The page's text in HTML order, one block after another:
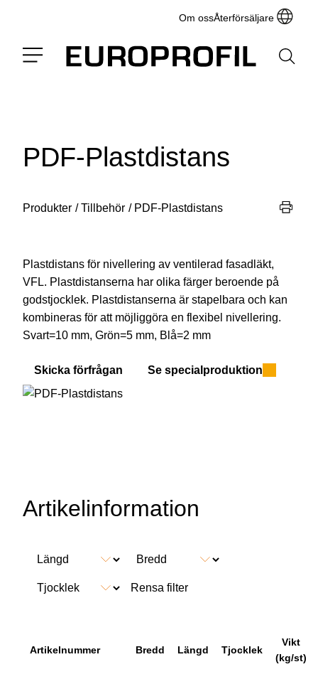
Om ossÅterförsäljare
PDF-Plastdistans
Produkter /Tillbehör / PDF-Plastdistans
Plastdistans för nivellering av ventilerad fasadläkt,
VFL. Plastdistanserna har olika färger beroende på
godstjocklek. Plastdistanserna är stapelbara och kan
kombineras för att möjliggöra en flexibel nivellering.
Svart=10 mm, Grön=5 mm, Blå=2 mm
Skicka förfrågan Se specialproduktion
Artikelinformation
Rensa filter
Artikelnummer Bredd Längd Tjocklek
Vikt
(kg/st)